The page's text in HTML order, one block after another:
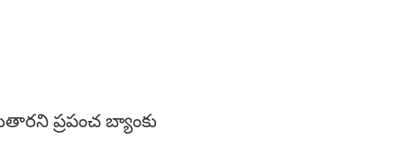
ప్రపంచ బ్యాంకు